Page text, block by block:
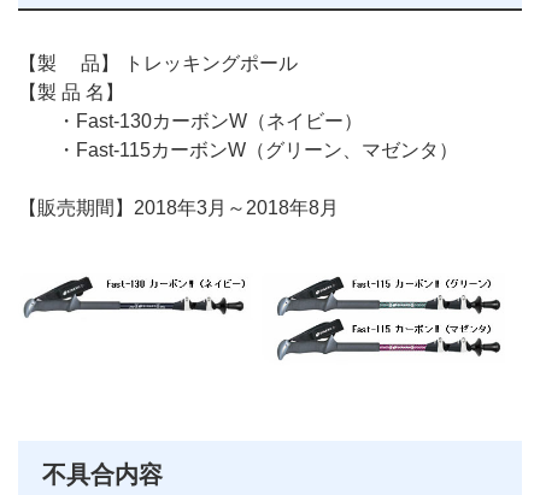
【製 品】 トレッキングポール
【製 品 名】
・Fast-130カーボンW（ネイビー）
・Fast-115カーボンW（グリーン、マゼンタ）
【販売期間】2018年3月～2018年8月
不具合内容